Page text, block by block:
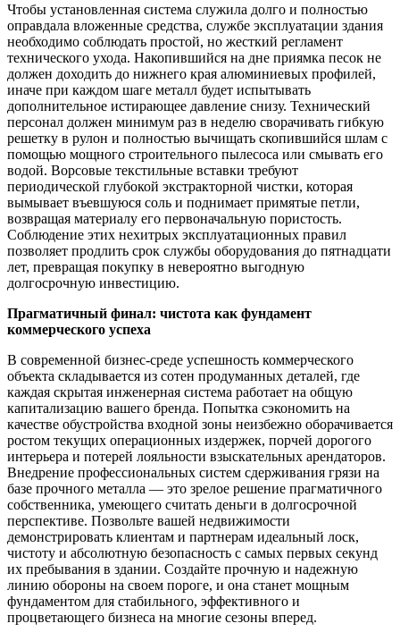
Чтобы установленная система служила долго и полностью
оправдала вложенные средства, службе эксплуатации здания
необходимо соблюдать простой, но жесткий регламент
технического ухода. Накопившийся на дне приямка песок не
должен доходить до нижнего края алюминиевых профилей,
иначе при каждом шаге металл будет испытывать
дополнительное истирающее давление снизу. Технический
персонал должен минимум раз в неделю сворачивать гибкую
решетку в рулон и полностью вычищать скопившийся шлам с
помощью мощного строительного пылесоса или смывать его
водой. Ворсовые текстильные вставки требуют
периодической глубокой экстракторной чистки, которая
вымывает въевшуюся соль и поднимает примятые петли,
возвращая материалу его первоначальную пористость.
Соблюдение этих нехитрых эксплуатационных правил
позволяет продлить срок службы оборудования до пятнадцати
лет, превращая покупку в невероятно выгодную
долгосрочную инвестицию.
Прагматичный финал: чистота как фундамент
коммерческого успеха
В современной бизнес-среде успешность коммерческого
объекта складывается из сотен продуманных деталей, где
каждая скрытая инженерная система работает на общую
капитализацию вашего бренда. Попытка сэкономить на
качестве обустройства входной зоны неизбежно оборачивается
ростом текущих операционных издержек, порчей дорогого
интерьера и потерей лояльности взыскательных арендаторов.
Внедрение профессиональных систем сдерживания грязи на
базе прочного металла — это зрелое решение прагматичного
собственника, умеющего считать деньги в долгосрочной
перспективе. Позвольте вашей недвижимости
демонстрировать клиентам и партнерам идеальный лоск,
чистоту и абсолютную безопасность с самых первых секунд
их пребывания в здании. Создайте прочную и надежную
линию обороны на своем пороге, и она станет мощным
фундаментом для стабильного, эффективного и
процветающего бизнеса на многие сезоны вперед.